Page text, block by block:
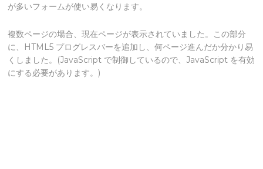
が多いフォームが使い易くなります。
複数ページの場合、現在ページが表示されていました。この部分
に、HTML5 プログレスバーを追加し、何ページ進んだか分かり易
くしました。(JavaScript で制御しているので、JavaScript を有効
にする必要があります。)